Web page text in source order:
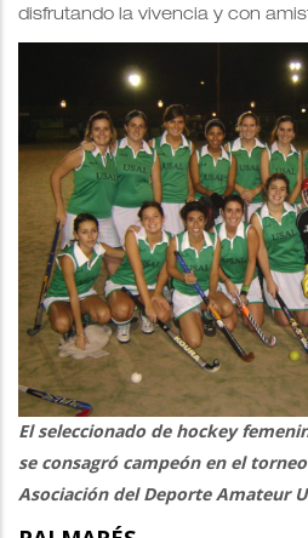
disfrutando la vivencia y con
El seleccionado de hockey
se consagró campeón en el
Asociación del Deporte Amateur